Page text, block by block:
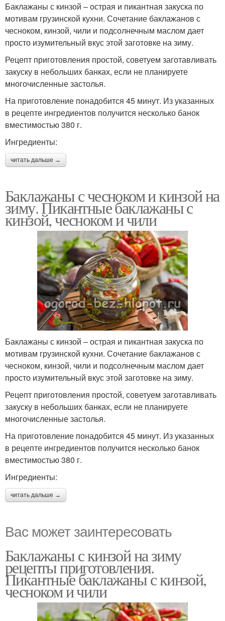
Баклажаны с кинзой – острая и пикантная закуска по
мотивам грузинской кухни. Сочетание баклажанов с
чесноком, кинзой, чили и подсолнечным маслом дает
просто изумительный вкус этой заготовке на зиму.
Рецепт приготовления простой, советуем заготавливать
закуску в небольших банках, если не планируете
многочисленные застолья.
На приготовление понадобится 45 минут. Из указанных
в рецепте ингредиентов получится несколько банок
вместимостью 380 г.
Ингредиенты:
читать дальше →
Баклажаны с чесноком и кинзой на
зиму. Пикантные баклажаны с
кинзой, чесноком и чили
Баклажаны с кинзой – острая и пикантная закуска по
мотивам грузинской кухни. Сочетание баклажанов с
чесноком, кинзой, чили и подсолнечным маслом дает
просто изумительный вкус этой заготовке на зиму.
Рецепт приготовления простой, советуем заготавливать
закуску в небольших банках, если не планируете
многочисленные застолья.
На приготовление понадобится 45 минут. Из указанных
в рецепте ингредиентов получится несколько банок
вместимостью 380 г.
Ингредиенты:
читать дальше →
Вас может заинтересовать
Баклажаны с кинзой на зиму
рецепты приготовления.
Пикантные баклажаны с кинзой,
чесноком и чили